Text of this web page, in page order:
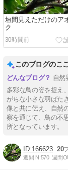
垣間見えただけのア
ク
30時間前
このブログのこ
自然
多彩な鳥の姿を捉え
がちな小さな羽ばた
像と共に伝え、自然
察を通じて、鳥の不
所となっています。
166623 20
週間IN:570 週間